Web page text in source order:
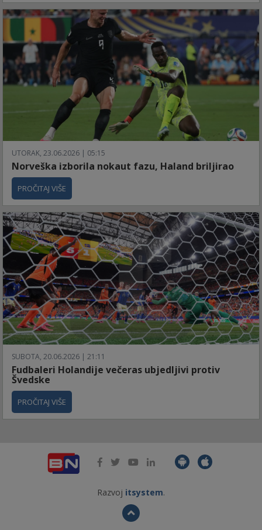
UTORAK, 23.06.2026 | 05:15
Norveška izborila nokaut fazu, Haland briljirao
PROČITAJ VIŠE
SUBOTA, 20.06.2026 | 21:11
Fudbaleri Holandije večeras ubjedljivi protiv
Švedske
PROČITAJ VIŠE
Razvoj itsystem.